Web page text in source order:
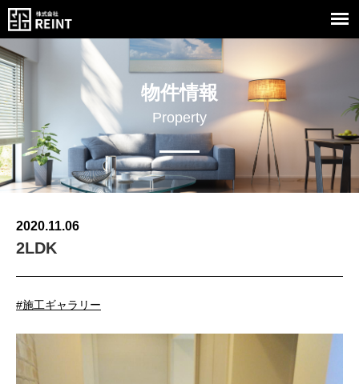
物件情報
Property
2020.11.06
2LDK
#施工ギャラリー